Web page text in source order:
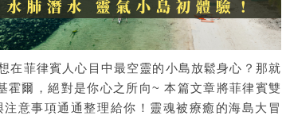
在菲律賓人心目中最空靈的小島放鬆身心？那就
爾，絕對是你心之所向~ 本篇文章將菲律賓雙
意事項通通整理給你！靈魂被療癒的海島大冒